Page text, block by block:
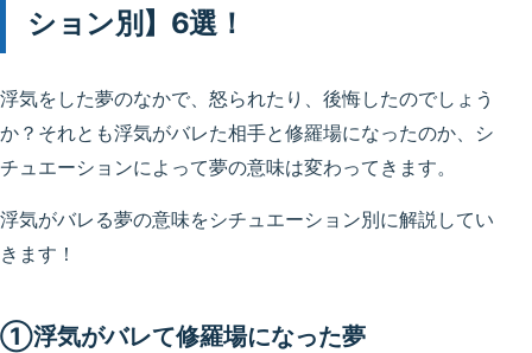
ション別】6選！
浮気をした夢のなかで、怒られたり、後悔したのでしょう
か？それとも浮気がバレた相手と修羅場になったのか、シ
チュエーションによって夢の意味は変わってきます。
浮気がバレる夢の意味をシチュエーション別に解説してい
きます！
①浮気がバレて修羅場になった夢